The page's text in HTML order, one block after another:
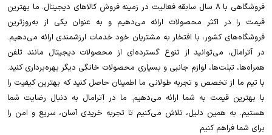
فروشگاهی با 8 سال سابقه فعالیت در زمینه فروش کالاهای دیجیتال. ما بهترین
قیمت را در اکثر محصولات ارائه می‌دهیم و به عنوان یکی از به‌روزترین
فروشگاه‌های کشور، با افتخار به مشتریان خود خدمات ارزشمندی ارائه می‌دهیم.
در آترامال، می‌توانید از تنوع گسترده‌ای از محصولات دیجیتال مانند تلفن
همراه‌ها، تبلت‌ها، لوازم جانبی و بسیاری محصولات خانگی دیگر بهره‌برداری کنید.
با تیم ما از تخصص و تجربه طولانی ما اطمینان حاصل کنید که بهترین کیفیت را
با بهترین قیمت به شما ارائه می‌دهیم. ما در آترامال به دنبال رضایت شما
هستیم. به همین دلیل، تلاش می‌کنیم تا تجربه خریدی آسان، سریع و امن را
برای شما فراهم کنیم